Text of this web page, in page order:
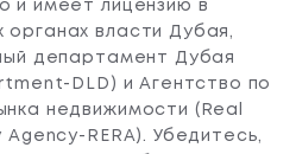
и имеет лицензию в
власти Дубая,
департамент Дубая
DLD) и Агентство по
недвижимости (Real
RERA). Убедитесь,